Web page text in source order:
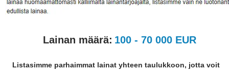
Lainan määrä: 100 - 70 000 EUR
Listasimme parhaimmat lainat yhteen taulukkoon, jotta voit